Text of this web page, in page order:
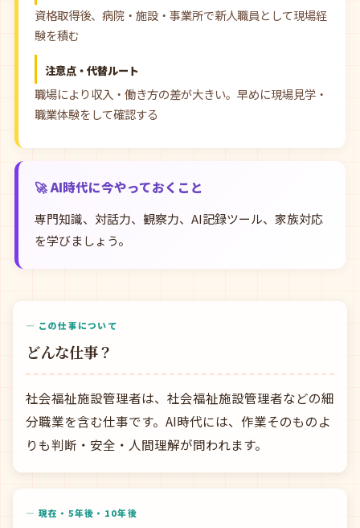
資格取得後、病院・施設・事業所で新人職員として現場経
験を積む
注意点・代替ルート
職場により収入・働き方の差が大きい。早めに現場見学・
職業体験をして確認する
🚀 AI時代に今やっておくこと
専門知識、対話力、観察力、AI記録ツール、家族対応
を学びましょう。
— この仕事について
どんな仕事？
社会福祉施設管理者は、社会福祉施設管理者などの細
分職業を含む仕事です。AI時代には、作業そのものよ
りも判断・安全・人間理解が問われます。
— 現在・5年後・10年後